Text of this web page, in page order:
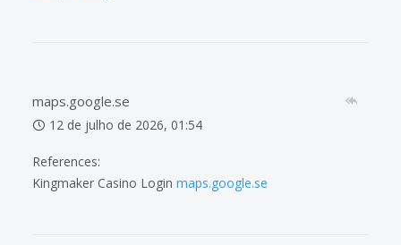
maps.google.se
12 de julho de 2026, 01:54
References:
Kingmaker Casino Login maps.google.se